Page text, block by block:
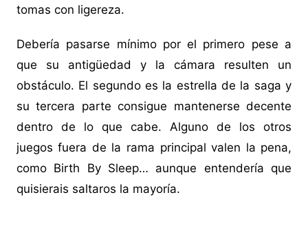
tomas con ligereza.
Debería pasarse mínimo por el primero pese a
que su antigüedad y la cámara resulten un
obstáculo. El segundo es la estrella de la saga y
su tercera parte consigue mantenerse decente
dentro de lo que cabe. Alguno de los otros
juegos fuera de la rama principal valen la pena,
como Birth By Sleep… aunque entendería que
quisierais saltaros la mayoría.